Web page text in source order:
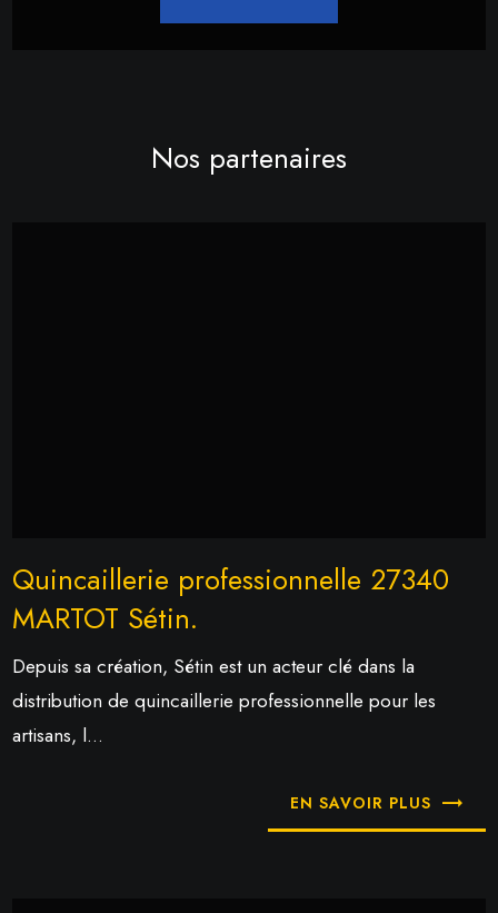
Nos partenaires
Quincaillerie professionnelle 27340
MARTOT Sétin.
Depuis sa création, Sétin est un acteur clé dans la
distribution de quincaillerie professionnelle pour les
artisans, l...
EN SAVOIR PLUS